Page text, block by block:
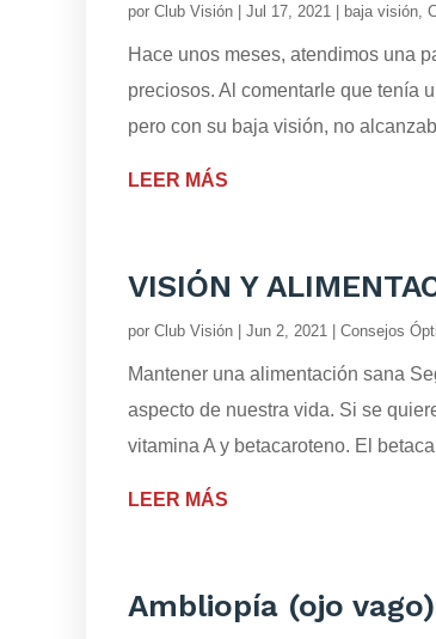
por Club Visión Jul 17, 2021 baja visión
Hace unos meses, atendimos una
preciosos. Al comentarle que tenía
pero con su baja visión, no
LEER MÁS
VISIÓN Y
por Club Visión Jun 2, 2021 Consejos
Mantener una alimentación sana
aspecto de nuestra vida. Si se
vitamina A y betacaroteno. El
LEER MÁS
Ambliopía (ojo vago)